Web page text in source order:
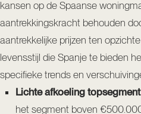
kansen op de Spaanse
aantrekkingskracht behouden
aantrekkelijke prijzen ten
levensstijl die Spanje te bieden
specifieke trends en
Lichte afkoeling
het segment boven